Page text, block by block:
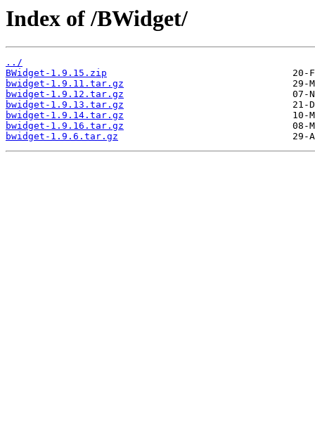
Index of /BWidget/
../
BWidget-1.9.15.zip
bwidget-1.9.11.tar.gz
bwidget-1.9.12.tar.gz
bwidget-1.9.13.tar.gz
bwidget-1.9.14.tar.gz
bwidget-1.9.16.tar.gz
bwidget-1.9.6.tar.gz